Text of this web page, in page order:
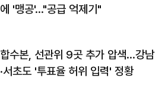
에 '맹공'…"공급 억제기"
합수본, 선관위 9곳 추가 압색…강남
·서초도 '투표율 허위 입력' 정황